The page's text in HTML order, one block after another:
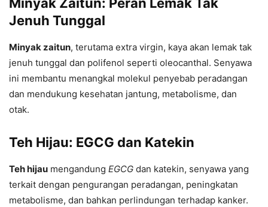
Jenuh Tunggal
Minyak zaitun, terutama extra virgin, kaya akan lemak tak
jenuh tunggal dan polifenol seperti oleocanthal. Senyawa
ini membantu menangkal molekul penyebab peradangan
dan mendukung kesehatan jantung, metabolisme, dan
otak.
Teh Hijau: EGCG dan Katekin
Teh hijau mengandung EGCG dan katekin, senyawa yang
terkait dengan pengurangan peradangan, peningkatan
metabolisme, dan bahkan perlindungan terhadap kanker.